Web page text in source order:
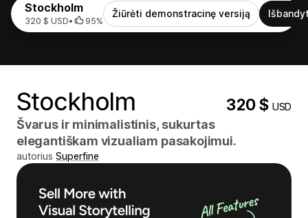
Stockholm
320 $ USD• 95%
Žiūrėti demonstracinę versiją
Stockholm 320 $USD
Švarus ir minimalistinis, sukurtas
elegantiškam vizualiam pasakojimui.
autorius Superfine